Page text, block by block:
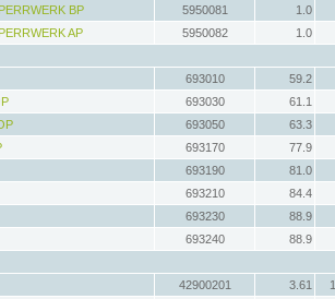
BP
5950081
1.0
AP
5950082
1.0
693010
59.2
693030
61.1
693050
63.3
693170
77.9
693190
81.0
693210
84.4
693230
88.9
693240
88.9
42900201 3.61